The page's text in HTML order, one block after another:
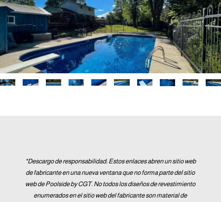
*Descargo de responsabilidad: Estos enlaces abren un sitio web
de fabricante en una nueva ventana que no forma parte del sitio
web de Poolside by CGT. No todos los diseños de revestimiento
enumerados en el sitio web del fabricante son material de